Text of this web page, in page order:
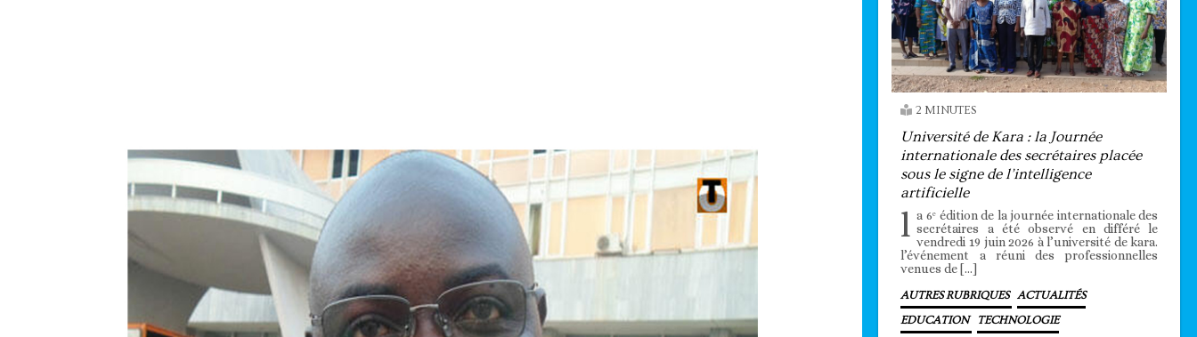
2 MINUTES
Université de Kara : la Journée
internationale des secrétaires placée
sous le signe de l’intelligence
artificielle
l a 6ᵉ édition de la journée internationale des
secrétaires a été observé en différé le
vendredi 19 juin 2026 à l’université de kara.
l’événement a réuni des professionnelles
venues de […]
AUTRES RUBRIQUES ACTUALITÉS
EDUCATION TECHNOLOGIE